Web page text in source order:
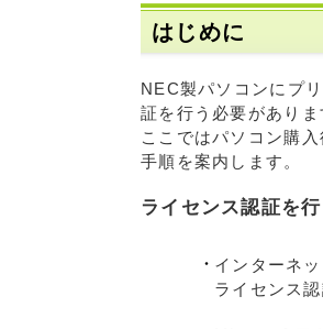
はじめに
NEC製パソコンにプ
証を行う必要があり
ここではパソコン購
手順を案内します。
ライセンス認証を
インターネ
ライセンス